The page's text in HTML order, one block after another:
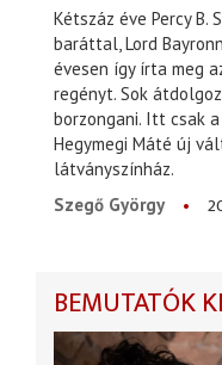
Kétszáz éve Percy B.
baráttal, Lord
évesen így írta meg
regényt. Sok
borzongani. Itt csak
Hegymegi Máté új
látványszínház.
Szegő György
BEMUTATÓK